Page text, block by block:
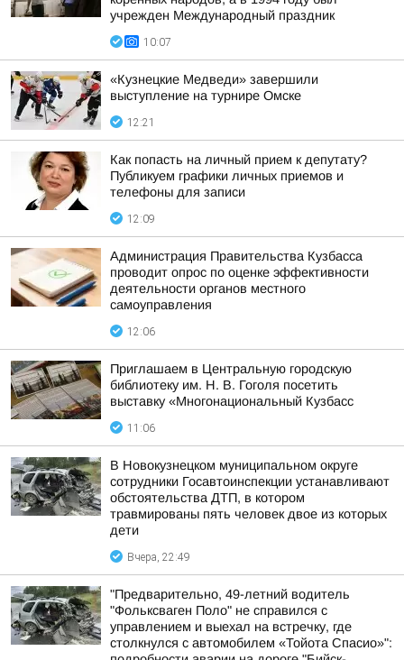
учрежден Международный праздник
10:07
«Кузнецкие Медведи» завершили
выступление на турнире Омске
12:21
Как попасть на личный прием к депутату?
Публикуем графики личных приемов и
телефоны для записи
12:09
Администрация Правительства Кузбасса
проводит опрос по оценке эффективности
деятельности органов местного
самоуправления
12:06
Приглашаем в Центральную городскую
библиотеку им. Н. В. Гоголя посетить
выставку «Многонациональный Кузбасс
11:06
В Новокузнецком муниципальном округе
сотрудники Госавтоинспекции устанавливают
обстоятельства ДТП, в котором
травмированы пять человек двое из которых
дети
Вчера, 22:49
"Предварительно, 49-летний водитель
"Фольксваген Поло" не справился с
управлением и выехал на встречку, где
столкнулся с автомобилем «Тойота Спасио»":